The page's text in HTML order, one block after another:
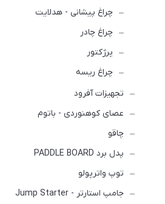
چراغ پیشانی - هدلایت
چراغ چادر
پرژکتور
چراغ ریسه
تجهیزات آفرود
عصای کوهنوردی - باتوم
چاقو
پدل برد PADDLE BOARD
توپ واترپولو
جامپ استارتر - Jump Starter